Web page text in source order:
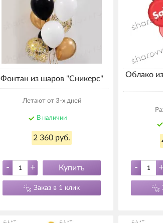
Фонтан из шаров "Сникерс"
Летают от 3-х дней
В наличии
2 360 руб.
- + Купить
Заказ в 1 клик
Облако
- +